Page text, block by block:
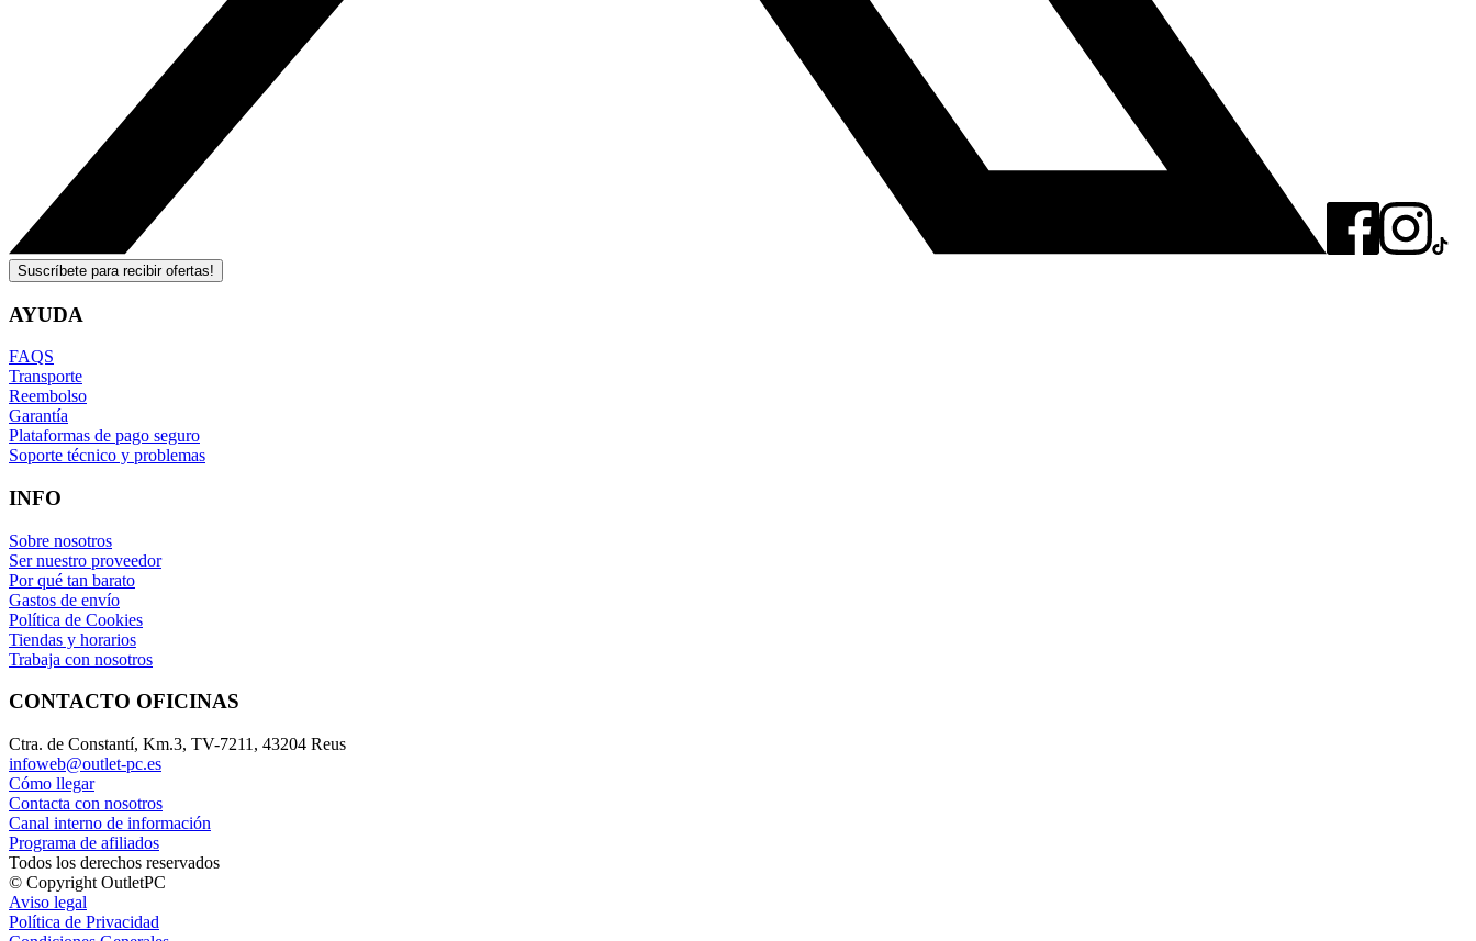
Suscríbete para recibir ofertas!
AYUDA
FAQS
Transporte
Reembolso
Garantía
Plataformas de pago seguro
Soporte técnico y problemas
INFO
Sobre nosotros
Ser nuestro proveedor
Por qué tan barato
Gastos de envío
Política de Cookies
Tiendas y horarios
Trabaja con nosotros
CONTACTO OFICINAS
Ctra. de Constantí, Km.3, TV-7211, 43204 Reus
infoweb@outlet-pc.es
Cómo llegar
Contacta con nosotros
Canal interno de información
Programa de afiliados
Todos los derechos reservados
© Copyright OutletPC
Aviso legal
Política de Privacidad